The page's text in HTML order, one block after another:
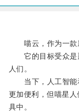
喵云，作为一款
它的目标受众是
人们。
当下，人工智能
更加便利，但喵星
具中。